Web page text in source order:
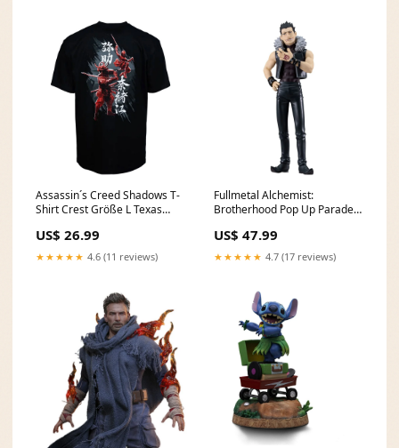
Assassin´s Creed Shadows T-
Shirt Crest Größe L Texas
US$ 26.99
★★★★★ 4.6 (11 reviews)
Fullmetal Alchemist:
Brotherhood Pop Up Parade
Scroll
US$ 47.99
★★★★★ 4.7 (17 reviews)